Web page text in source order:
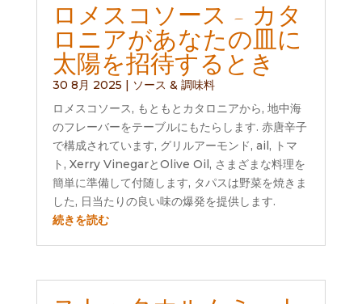
ロメスコソース - カタ
ロニアがあなたの皿に
太陽を招待するとき
30 8月 2025
ソース & 調味料
ロメスコソース, もともとカタロニアから, 地中海
のフレーバーをテーブルにもたらします. 赤唐辛子
で構成されています, グリルアーモンド, ail, トマ
ト, Xerry VinegarとOlive Oil, さまざまな料理を
簡単に準備して付随します, タパスは野菜を焼きま
した, 日当たりの良い味の爆発を提供します.
続きを読む